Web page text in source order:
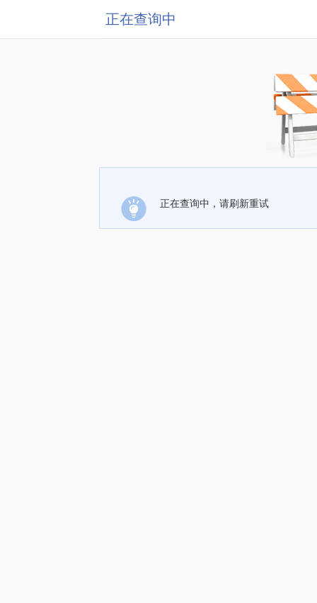
正在查询中
正在查询中，请刷新重试